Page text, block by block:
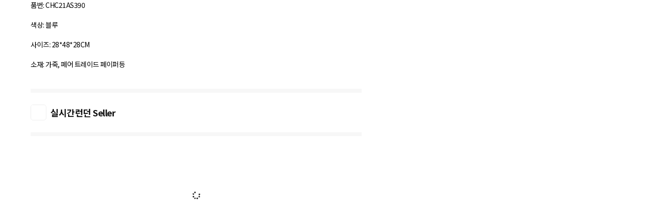
품번: CHC21AS390
색상: 블루
사이즈: 28*48*28CM
소재: 가죽, 페어 트레이드 페이퍼등
실시간런던 Seller